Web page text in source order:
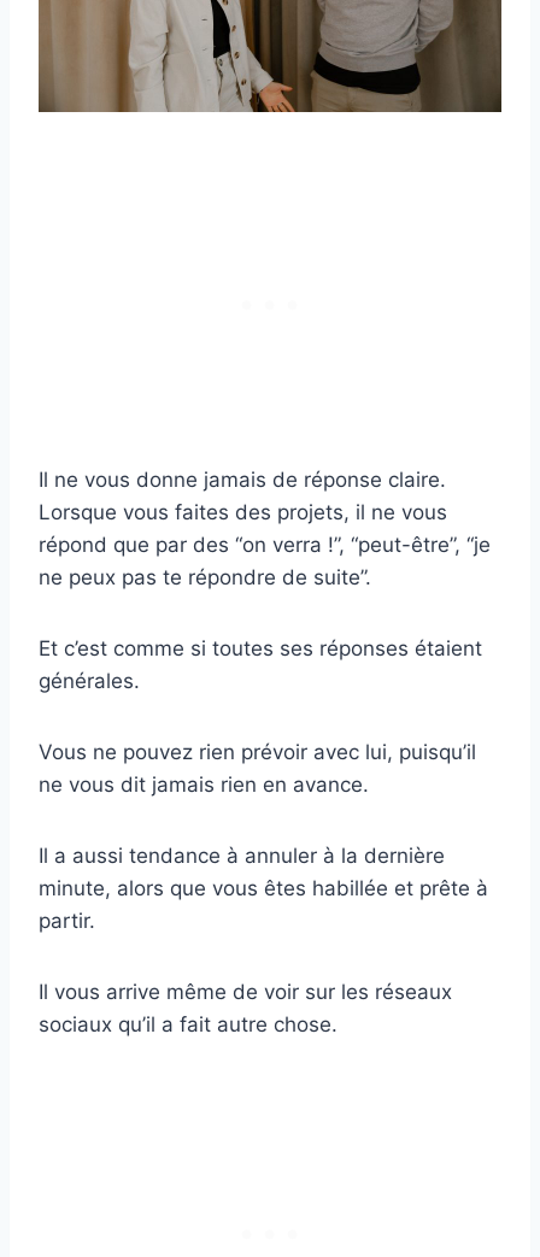
Il ne vous donne jamais de réponse claire.
Lorsque vous faites des projets, il ne vous
répond que par des “on verra !”, “peut-être”, “je
ne peux pas te répondre de suite”.
Et c’est comme si toutes ses réponses étaient
générales.
Vous ne pouvez rien prévoir avec lui, puisqu’il
ne vous dit jamais rien en avance.
Il a aussi tendance à annuler à la dernière
minute, alors que vous êtes habillée et prête à
partir.
Il vous arrive même de voir sur les réseaux
sociaux qu’il a fait autre chose.